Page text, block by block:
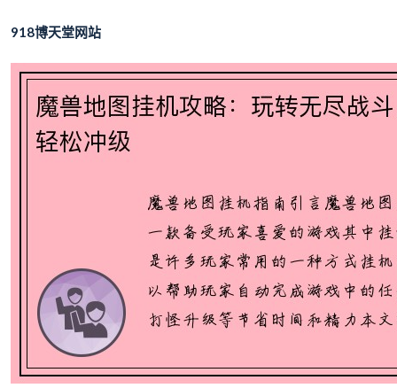
918博天堂网站